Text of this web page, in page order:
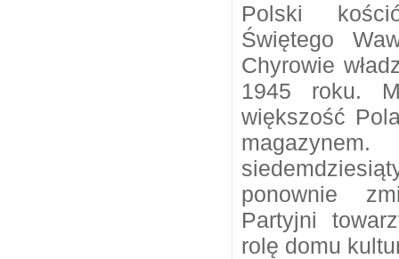
Polski
Świętego
Chyrowie
1945 roku.
większość
ponownie
Partyjni
rolę domu